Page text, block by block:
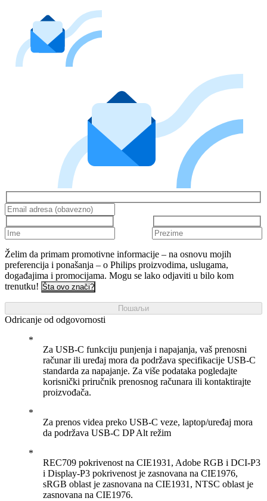
Želim da primam promotivne informacije – na osnovu mojih
preferencija i ponašanja – o Philips proizvodima, uslugama,
događajima i promocijama. Mogu se lako odjaviti u bilo kom
trenutku! Šta ovo znači?
Пошаљи
Odricanje od odgovornosti
Za USB-C funkciju punjenja i napajanja, vaš prenosni
računar ili uređaj mora da podržava specifikacije USB-C
standarda za napajanje. Za više podataka pogledajte
korisnički priručnik prenosnog računara ili kontaktirajte
proizvođača.
Za prenos videa preko USB-C veze, laptop/uređaj mora
da podržava USB-C DP Alt režim
REC709 pokrivenost na CIE1931, Adobe RGB i DCI-P3
i Display-P3 pokrivenost je zasnovana na CIE1976,
sRGB oblast je zasnovana na CIE1931, NTSC oblast je
zasnovana na CIE1976.